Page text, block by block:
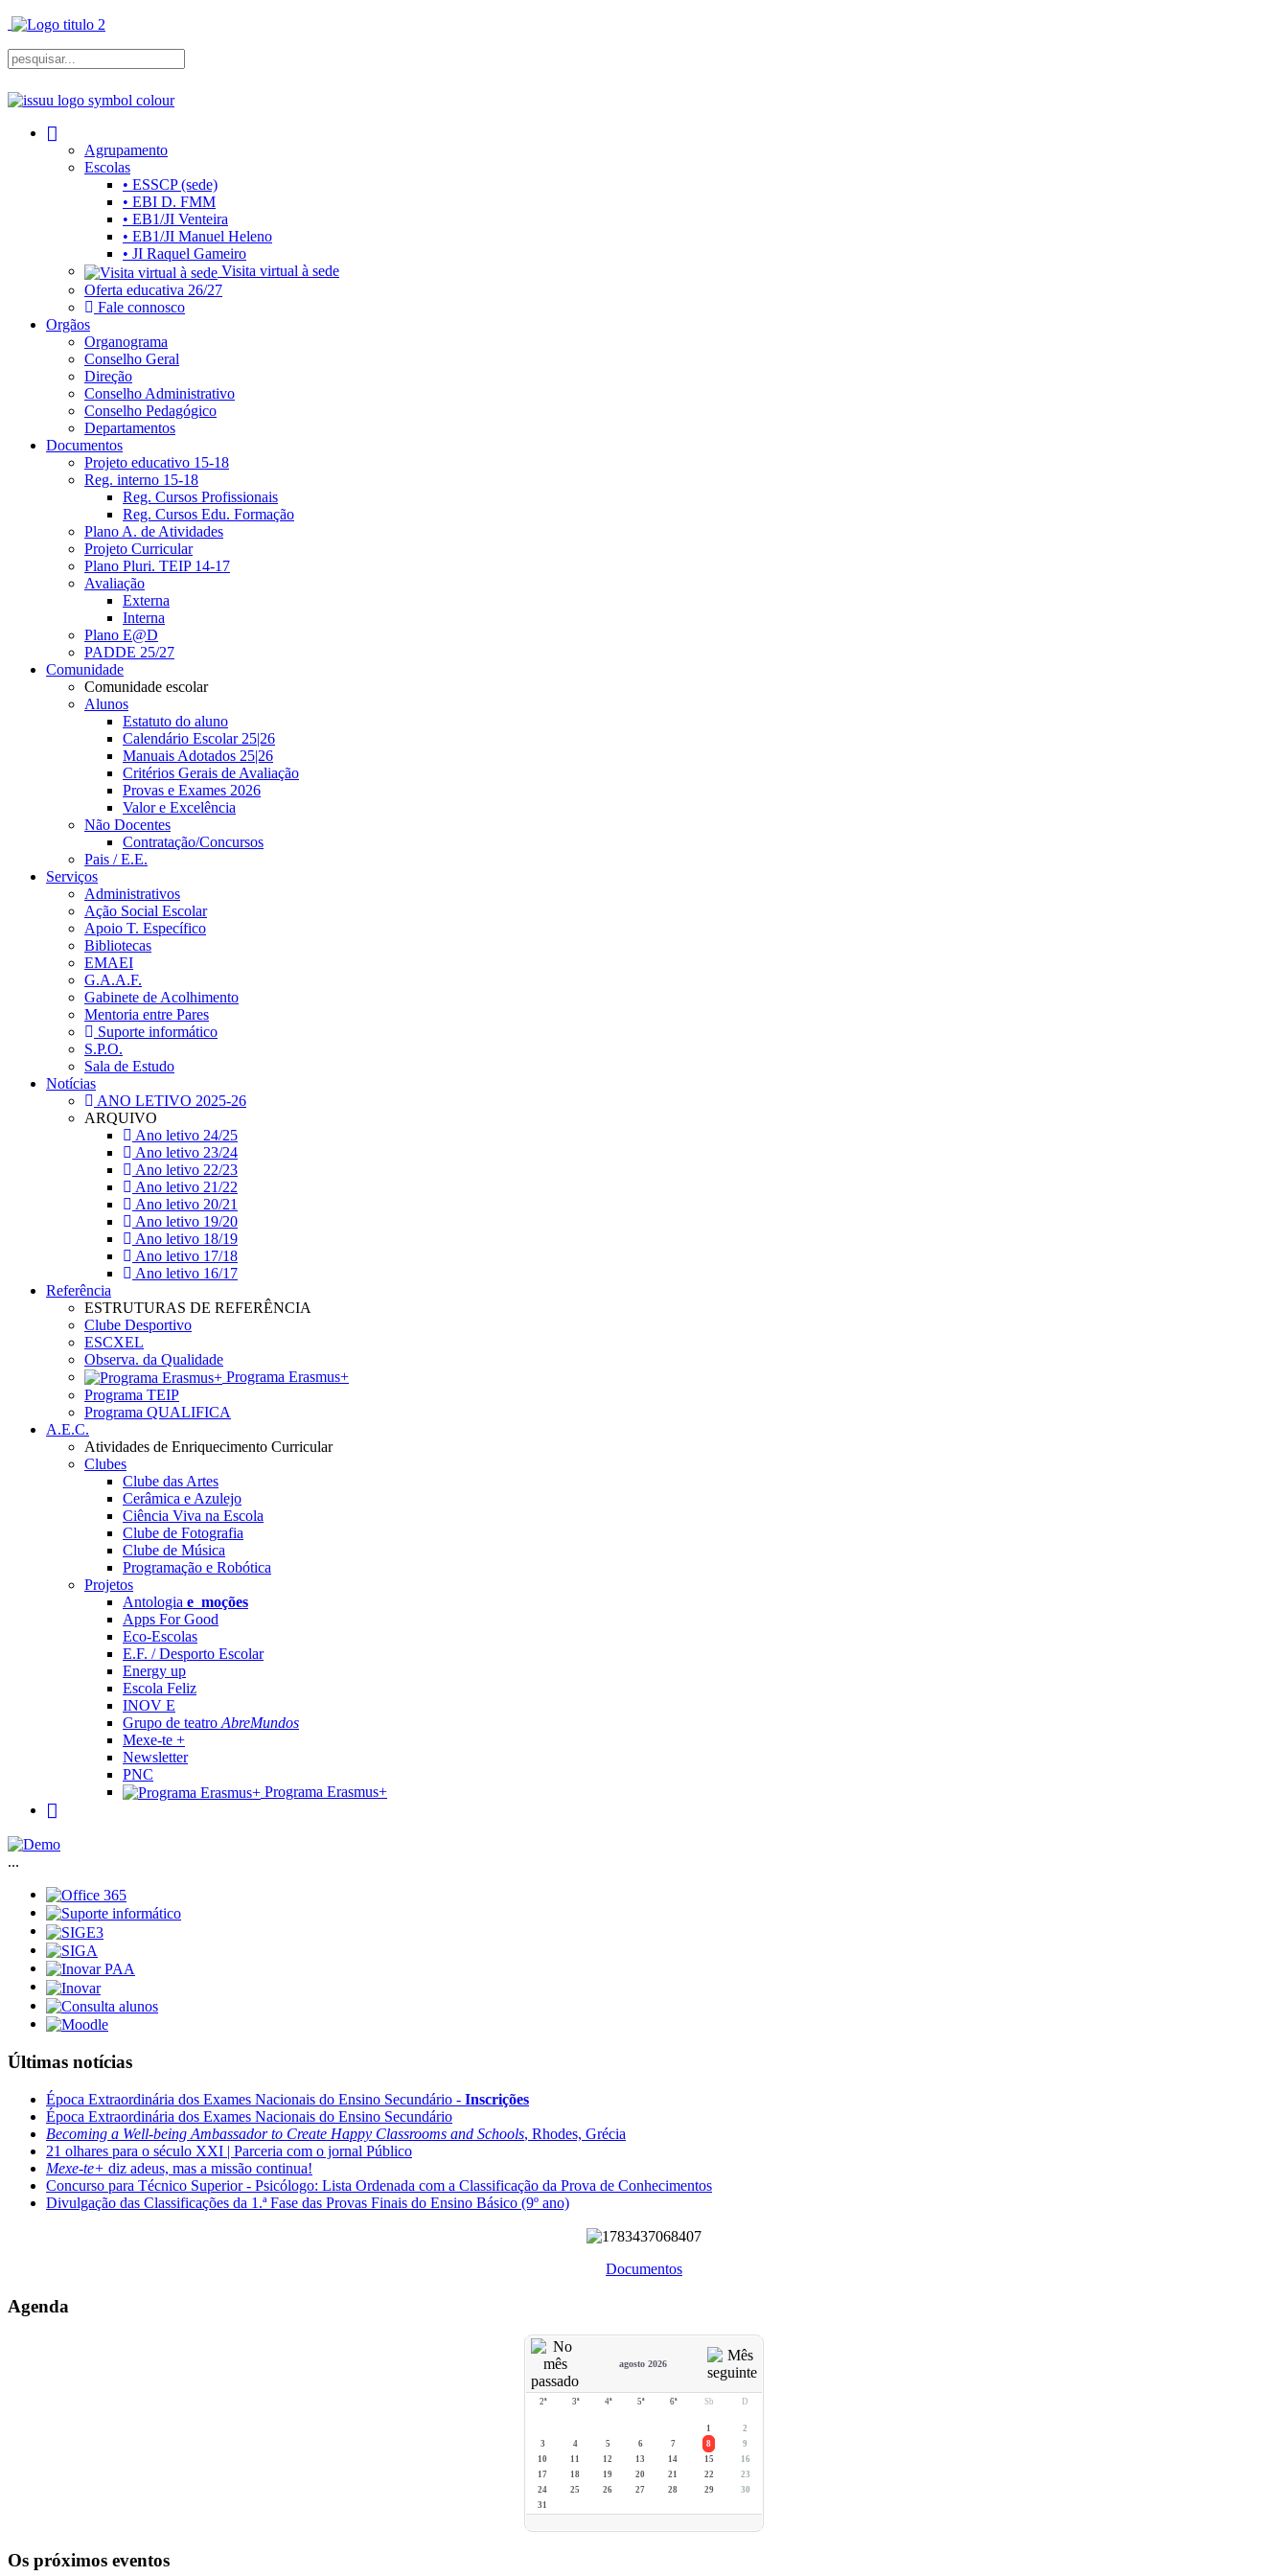
Agrupamento
Escolas
• ESSCP (sede)
• EBI D. FMM
• EB1/JI Venteira
• EB1/JI Manuel Heleno
• JI Raquel Gameiro
Visita virtual à sede
Oferta educativa 26/27
Fale connosco
Orgãos
Organograma
Conselho Geral
Direção
Conselho Administrativo
Conselho Pedagógico
Departamentos
Documentos
Projeto educativo 15-18
Reg. interno 15-18
Reg. Cursos Profissionais
Reg. Cursos Edu. Formação
Plano A. de Atividades
Projeto Curricular
Plano Pluri. TEIP 14-17
Avaliação
Externa
Interna
Plano E@D
PADDE 25/27
Comunidade
Comunidade escolar
Alunos
Estatuto do aluno
Calendário Escolar 25|26
Manuais Adotados 25|26
Critérios Gerais de Avaliação
Provas e Exames 2026
Valor e Excelência
Não Docentes
Contratação/Concursos
Pais / E.E.
Serviços
Administrativos
Ação Social Escolar
Apoio T. Específico
Bibliotecas
EMAEI
G.A.A.F.
Gabinete de Acolhimento
Mentoria entre Pares
Suporte informático
S.P.O.
Sala de Estudo
Notícias
ANO LETIVO 2025-26
ARQUIVO
Ano letivo 24/25
Ano letivo 23/24
Ano letivo 22/23
Ano letivo 21/22
Ano letivo 20/21
Ano letivo 19/20
Ano letivo 18/19
Ano letivo 17/18
Ano letivo 16/17
Referência
ESTRUTURAS DE REFERÊNCIA
Clube Desportivo
ESCXEL
Observa. da Qualidade
Programa Erasmus+
Programa TEIP
Programa QUALIFICA
A.E.C.
Atividades de Enriquecimento Curricular
Clubes
Clube das Artes
Cerâmica e Azulejo
Ciência Viva na Escola
Clube de Fotografia
Clube de Música
Programação e Robótica
Projetos
Antologia e_moções
Apps For Good
Eco-Escolas
E.F. / Desporto Escolar
Energy up
Escola Feliz
INOV E
Grupo de teatro AbreMundos
Mexe-te +
Newsletter
PNC
Programa Erasmus+
...
Últimas notícias
Época Extraordinária dos Exames Nacionais do Ensino Secundário - Inscrições
Época Extraordinária dos Exames Nacionais do Ensino Secundário
Becoming a Well-being Ambassador to Create Happy Classrooms and Schools, Rhodes, Grécia
21 olhares para o século XXI | Parceria com o jornal Público
Mexe-te+ diz adeus, mas a missão continua!
Concurso para Técnico Superior - Psicólogo: Lista Ordenada com a Classificação da Prova de Conhecimentos
Divulgação das Classificações da 1.ª Fase das Provas Finais do Ensino Básico (9º ano)
Documentos
Agenda
agosto 2026
2ª 3ª 4ª 5ª 6ª Sb D
1
2
3
4 5 6 7 8
9
10
11 12 13 14 15
16
17
18 19 20 21 22
23
24
25 26 27 28 29
30
31
Os próximos eventos